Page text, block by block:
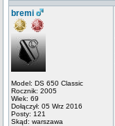
bremi
Model: DS 650 Classic
Rocznik: 2005
Wiek: 69
Dołączył: 05 Wrz 2016
Posty: 121
Skąd: warszawa